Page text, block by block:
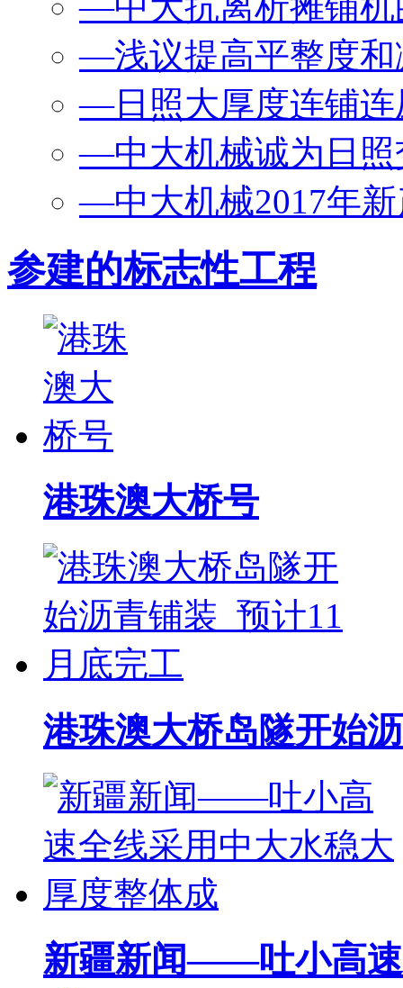
—浅议提高平整度和
—日照大厚度连铺连
—中大机械诚为日照
—中大机械2017年新
参建的标志性工程
港珠澳大桥号
港珠澳大桥岛隧开始
新疆新闻——吐小高速